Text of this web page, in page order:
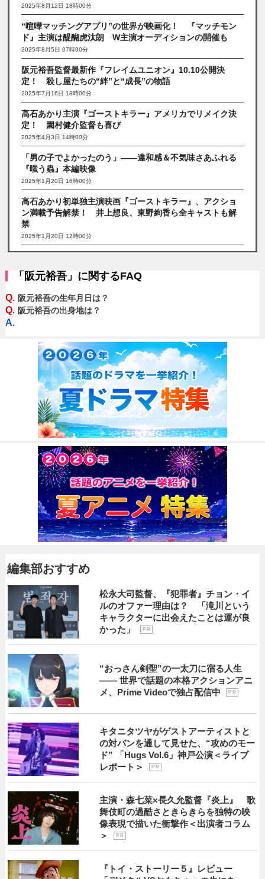
2025年8月12日 18時00分
“喧嘩マッチングアプリ”の世界が映画化！ 『マッチモン
ド』主演は醍醐虎汰朗 W主演オーディションの開催も
2025年8月5日 07時00分
阪元裕吾監督最新作『フレイムユニオン』10.10公開決
定！ 殺し屋たちの“絆”と“成長”の物語
2025年7月16日 18時00分
高石あかり主演『ゴーストキラー』アメリカでリメイク決
定！ 園村健介監督も喜び
2025年4月3日 14時00分
「男の子でよかったのう」――違和感＆不気味さあふれる
『嗤う蟲』本編映像
2025年1月20日 16時00分
高石あかり初単独主演映画『ゴーストキラー』、アクショ
ン満載予告解禁！ 井上想良、東野絢香ら全キャストも解
禁
2025年1月20日 12時00分
「阪元裕吾」に関するFAQ
Q. 阪元裕吾の生年月日は？
Q. 阪元裕吾の出身地は？
A.
編集部おすすめ
松永大司監督、『犯罪者』チョン・イ
ルのオファー理由は？ 「滝川という
キャラクターに出会えたことは運が良
かった」
P R
“おっさん剣聖”の一太刀に宿る人生
―― 世界で話題の本格アクションアニ
メ、Prime Videoで独占配信中
P R
キタニタツヤがゲストアーティストと
の対バンを通して見せた、“攻めのモー
ド” 「Hugs Vol.6」神戸公演＜ライブ
レポート＞
P R
主演・森七菜×長久允監督『炎上』 歌
舞伎町の過酷さときらきらを独特の映
像表現で描いた衝撃作＜出演者コラム
＞
P R
『トイ・ストーリー５』レビュー